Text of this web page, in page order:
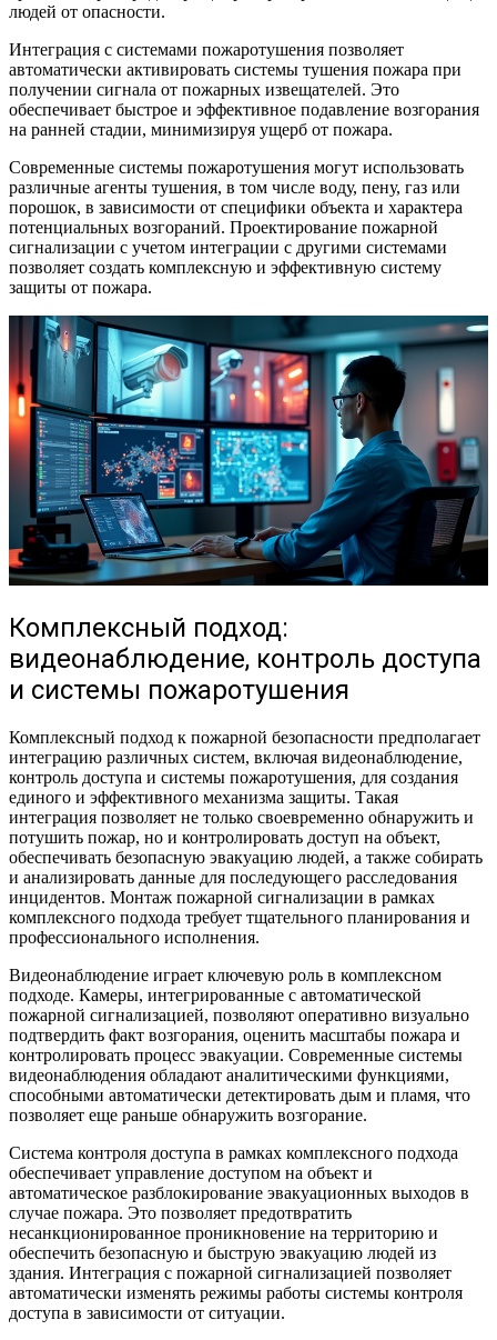
людей от опасности.
Интеграция с системами пожаротушения позволяет
автоматически активировать системы тушения пожара при
получении сигнала от пожарных извещателей. Это
обеспечивает быстрое и эффективное подавление возгорания
на ранней стадии, минимизируя ущерб от пожара.
Современные системы пожаротушения могут использовать
различные агенты тушения, в том числе воду, пену, газ или
порошок, в зависимости от специфики объекта и характера
потенциальных возгораний. Проектирование пожарной
сигнализации с учетом интеграции с другими системами
позволяет создать комплексную и эффективную систему
защиты от пожара.
Комплексный подход:
видеонаблюдение, контроль доступа
и системы пожаротушения
Комплексный подход к пожарной безопасности предполагает
интеграцию различных систем, включая видеонаблюдение,
контроль доступа и системы пожаротушения, для создания
единого и эффективного механизма защиты. Такая
интеграция позволяет не только своевременно обнаружить и
потушить пожар, но и контролировать доступ на объект,
обеспечивать безопасную эвакуацию людей, а также собирать
и анализировать данные для последующего расследования
инцидентов. Монтаж пожарной сигнализации в рамках
комплексного подхода требует тщательного планирования и
профессионального исполнения.
Видеонаблюдение играет ключевую роль в комплексном
подходе. Камеры, интегрированные с автоматической
пожарной сигнализацией, позволяют оперативно визуально
подтвердить факт возгорания, оценить масштабы пожара и
контролировать процесс эвакуации. Современные системы
видеонаблюдения обладают аналитическими функциями,
способными автоматически детектировать дым и пламя, что
позволяет еще раньше обнаружить возгорание.
Система контроля доступа в рамках комплексного подхода
обеспечивает управление доступом на объект и
автоматическое разблокирование эвакуационных выходов в
случае пожара. Это позволяет предотвратить
несанкционированное проникновение на территорию и
обеспечить безопасную и быструю эвакуацию людей из
здания. Интеграция с пожарной сигнализацией позволяет
автоматически изменять режимы работы системы контроля
доступа в зависимости от ситуации.